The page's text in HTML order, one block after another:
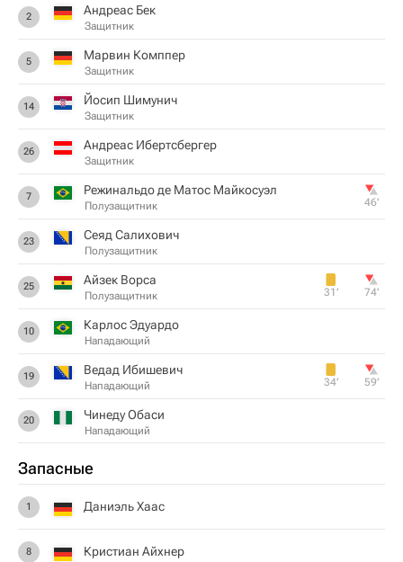
2 Андреас Бек
Защитник
5 Марвин Комппер
Защитник
14 Йосип Шимунич
Защитник
26 Андреас Ибертсбергер
Защитник
7 Режинальдо де Матос Майкосуэл
Полузащитник 46‎’‎
23 Сеяд Салихович
Полузащитник
25 Айзек Ворса
Полузащитник 31‎’‎ 74‎’‎
10 Карлос Эдуардо
Нападающий
19 Ведад Ибишевич
Нападающий 34‎’‎ 59‎’‎
20 Чинеду Обаси
Нападающий
Запасные
1 Даниэль Хаас
8 Кристиан Айхнер